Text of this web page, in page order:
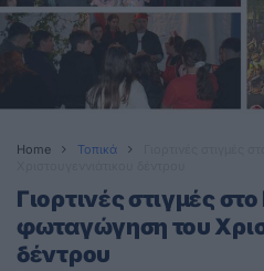
Home Τοπικά
Γιορτινές στιγμές
φωταγώγηση του
δέντρου